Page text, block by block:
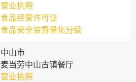
营业执照
食品经营许可证
食品安全监督量化分级
中山市
麦当劳中山古镇餐厅
营业执照